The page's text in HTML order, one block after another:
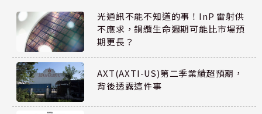
光通訊不能不知道的事！InP 雷射供
不應求，銅纜生命週期可能比市場預
期更長？
AXT(AXTI-US)第二季業績超預期，
背後透露這件事